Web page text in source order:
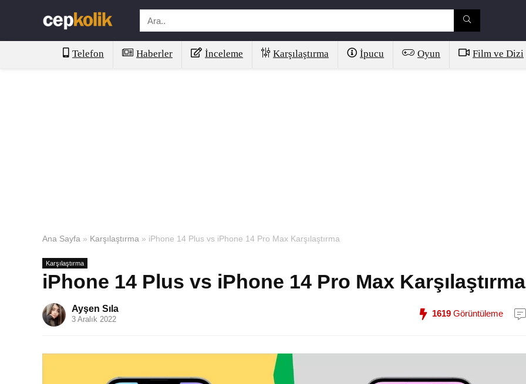
Telefon Haberler İnceleme Karşılaştırma İpucu Oyun Film ve Dizi
Ana Sayfa » Karşılaştırma » iPhone 14 Plus vs iPhone 14 Pro Max Karşılaştırma
Karşılaştırma
iPhone 14 Plus vs iPhone 14 Pro Max Karşılaştırma
Ayşen Sıla
3 Aralık 2022
1619 Görüntüleme